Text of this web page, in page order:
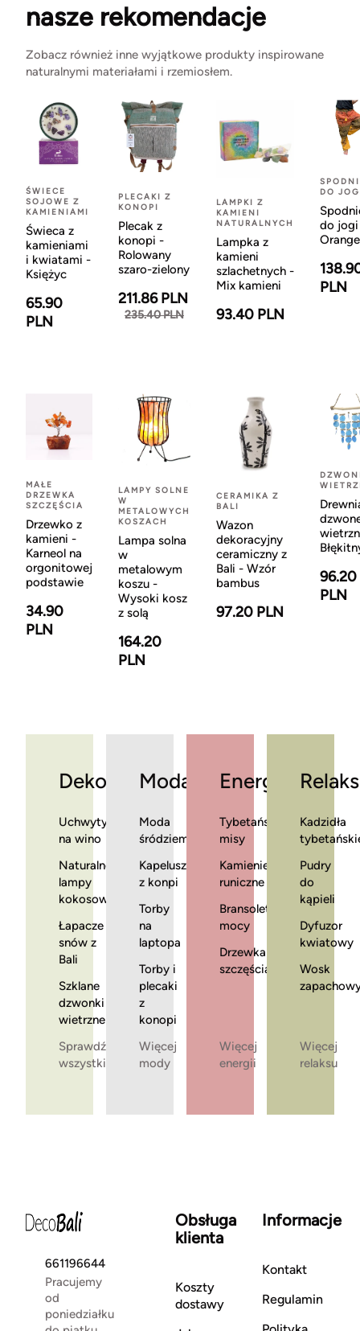
nasze rekomendacje
Zobacz również inne wyjątkowe produkty inspirowane
naturalnymi materiałami i rzemiosłem.
ŚWIECE
SOJOWE Z
KAMIENIAMI
Świeca z
kamieniami
i kwiatami -
Księżyc
65.90
PLN
PLECAKI Z
KONOPI
Plecak z
konopi -
Rolowany
szaro-zielony
211.86 PLN
235.40 PLN
LAMPKI Z
KAMIENI
NATURALNYCH
Lampka z
kamieni
szlachetnych -
Mix kamieni
93.40 PLN
DO
do
Orange
PLN
MAŁE
DRZEWKA
SZCZĘŚCIA
Drzewko z
kamieni -
Karneol na
orgonitowej
podstawie
34.90
PLN
LAMPY SOLNE
W
METALOWYCH
KOSZACH
Lampa solna
w
metalowym
koszu -
Wysoki kosz
z solą
164.20
PLN
CERAMIKA Z
BALI
Wazon
dekoracyjny
ceramiczny z
Bali - Wzór
bambus
97.20 PLN
96.20
PLN
Dekoracje
Uchwyty
na wino
Naturalne
lampy
kokosowe
Łapacze
snów z
Bali
Szklane
dzwonki
wietrzne
Sprawdź
wszystkie
Moda
Moda
śródziemnomorska
Kapelusze
z konpi
Torby
na
laptopa
Torby i
plecaki
z
konopi
Więcej
mody
Energia
Tybetańskie
misy
Kamienie
runiczne
Bransoletki
mocy
Drzewka
szczęścia
Więcej
energii
Relaks
Kadzidła
Pudry
do
kąpieli
Dyfuzor
kwiatowy
Wosk
Więcej
relaksu
661196644
Pracujemy
od
poniedziałku
Obsługa
klienta
Koszty
dostawy
Informacje
Kontakt
Regulamin